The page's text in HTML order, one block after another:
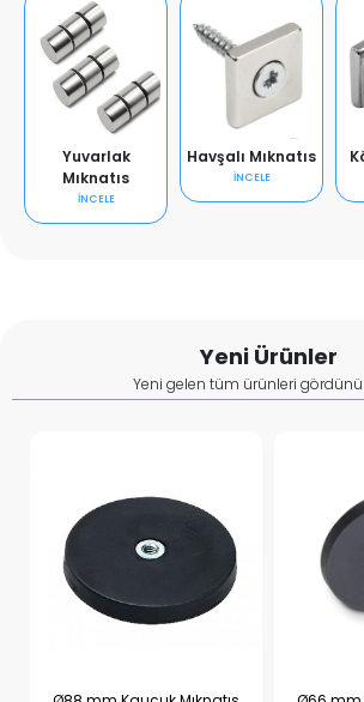
Yuvarlak
Mıknatıs
İNCELE
Havşalı Mıknatıs
İNCELE
Yeni Ürünler
Yeni gelen tüm ürünleri